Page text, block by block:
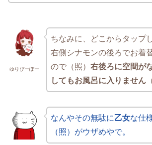
ゆりぴーぽー
ちなみに、どこからタップ
右側シナモンの後ろでお着
ので（照） 右後ろに空間が
してもお風呂に入りません
なんやその無駄に乙女な仕
（照）がウザめやで。